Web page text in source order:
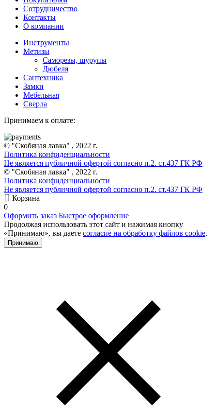
Сотрудничество
Контакты
О компании
Инструменты
Метизы
Саморезы, шурупы
Дюбеля
Сантехника
Замки
Мебельная
Сверла
Принимаем к оплате:
© "Скобяная лавка" , 2022 г.
Политика конфиденциальности
Не является публичной офертой согласно п.2. ст.437 ГК РФ
© "Скобяная лавка" , 2022 г.
Политика конфиденциальности
Не является публичной офертой согласно п.2. ст.437 ГК РФ
Корзина
0
Оформить заказ Быстрое оформление
Продолжая использовать этот сайт и нажимая кнопку
«Принимаю», вы даете согласие на обработку файлов cookie.
Принимаю